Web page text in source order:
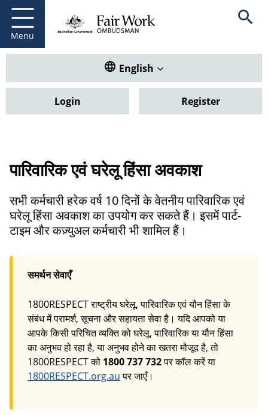
main
content
Menu
Fair Work Ombudsman Open
Translate this website. Default
English
Login Register
पारिवारिक एवं घरेलू हिंसा अवकाश
सभी कर्मचारी हरेक वर्ष 10 दिनों के वेतनीय पारिवारिक एवं
घरेलू हिंसा अवकाश का उपयोग कर सकते हैं। इसमें पार्ट-
टाइम और कज़्युअल कर्मचारी भी शामिल हैं।
समर्थन सेवाएँ
1800RESPECT राष्ट्रीय घरेलू, पारिवारिक एवं यौन हिंसा के
संबंध में परामर्श, सूचना और सहायता सेवा है। यदि आपको या
आपके किसी परिचित व्यक्ति को घरेलू, पारिवारिक या यौन हिंसा
का अनुभव हो रहा है, या अनुभव होने का खतरा मौजूद है, तो
1800RESPECT को 1800 737 732पर कॉल करें या
1800RESPECT.org.auपर जाएँ।